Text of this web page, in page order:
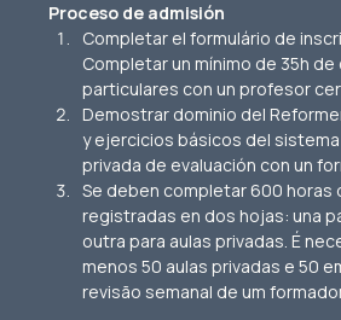
Proceso de admisión
Completar el formulário de
Completar un mínimo de 35h de
particulares con un profesor
Demostrar dominio del
y ejercicios básicos del
privada de evaluación con un
Se deben completar 600 horas
registradas en dos hojas: una
outra para aulas privadas. É
menos 50 aulas privadas e 50
revisão semanal de um